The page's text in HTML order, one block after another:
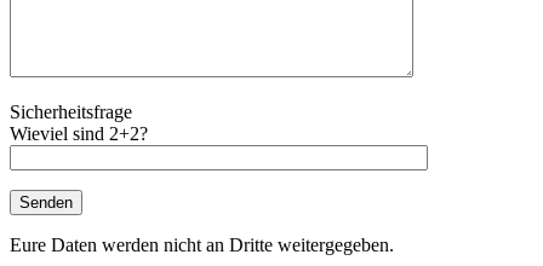
Sicherheitsfrage
Wieviel sind 2+2?
Eure Daten werden nicht an Dritte weitergegeben.